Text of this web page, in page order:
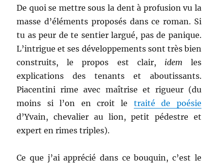
De quoi se mettre sous la dent à profusion vu la
masse d’éléments proposés dans ce roman. Si
tu as peur de te sentier largué, pas de panique.
L’intrigue et ses développements sont très bien
construits, le propos est clair, idem les
explications des tenants et aboutissants.
Piacentini rime avec maîtrise et rigueur (du
moins si l’on en croit le traité de poésie
d’Yvain, chevalier au lion, petit pédestre et
expert en rimes triples).
Ce que j’ai apprécié dans ce bouquin, c’est le